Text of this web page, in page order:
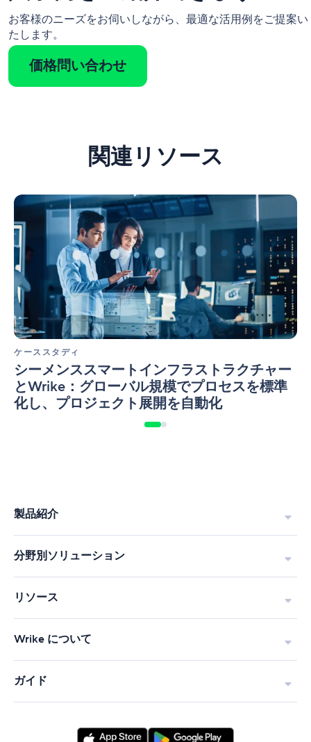
お客様のニーズをお伺いしながら、最適な活用例をご提案い
たします。
価格問い合わせ
関連リソース
ケーススタディ
シーメンススマートインフラストラクチャー
とWrike：グローバル規模でプロセスを標準
化し、プロジェクト展開を自動化
シ
メ
ン
ス
ス
マ
ー
ト
イ
ン
フ
ラ
ス
ト
Wrike：
グ
ロ
ー
ル
規
プ
ス
製品紹介
分野別ソリューション
リソース
Wrike について
ガイド